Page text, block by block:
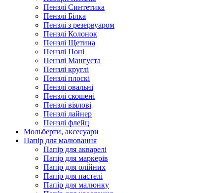
Пензлі Синтетика
Пензлі Білка
Пензлі з резервуаром
Пензлі Колонок
Пензлі Щетина
Пензлі Поні
Пензлі Мангуста
Пензлі круглі
Пензлі плоскі
Пензлі овальні
Пензлі скошені
Пензлі віялові
Пензлі лайнер
Пензлі флейц
Мольберти, аксесуари
Папір для малювання
Папір для акварелі
Папір для маркерів
Папір для олійних
Папір для пастелі
Папір для малюнку